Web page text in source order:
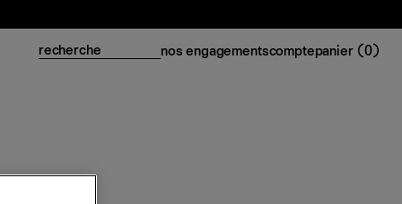
nos engagementscomptepanier (0)